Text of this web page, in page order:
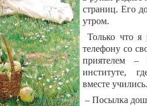
страниц. Его
утром.
Только что я
телефону со
приятелем –
институте,
вместе
– Посылка